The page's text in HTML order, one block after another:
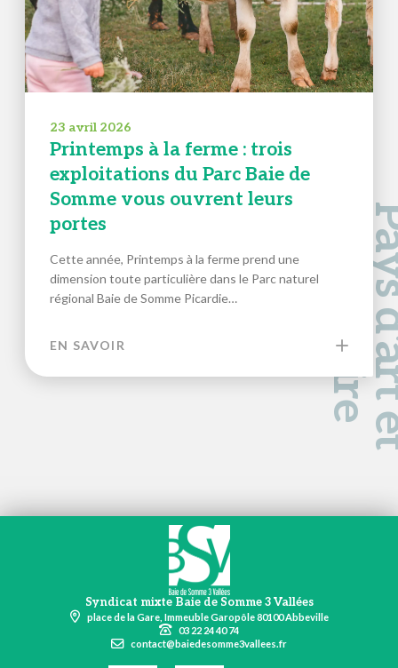
23 avril 2026
Printemps à la ferme : trois
exploitations du Parc Baie de
Somme vous ouvrent leurs
portes
Cette année, Printemps à la ferme prend une
dimension toute particulière dans le Parc naturel
régional Baie de Somme Picardie…
EN SAVOIR a
d
e
Syndicat mixte Baie de Somme 3 Vallées
place de la Gare, Immeuble Garopôle 80100 Abbeville
03 22 24 40 74
contact@baiedesomme3vallees.fr